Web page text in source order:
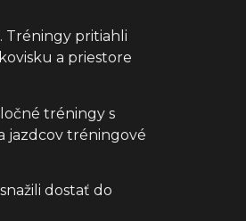
Tréningy pritiahli
a priestore
tréningy s
jazdcov tréningové
dostať do